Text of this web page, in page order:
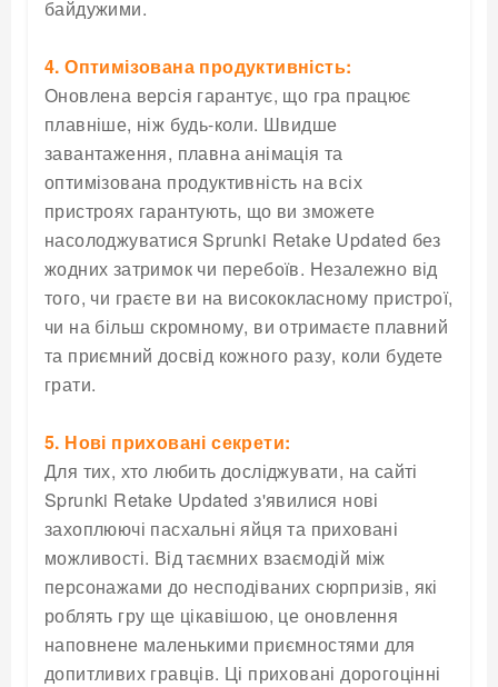
байдужими.
4. Оптимізована продуктивність:
Оновлена версія гарантує, що гра працює
плавніше, ніж будь-коли. Швидше
завантаження, плавна анімація та
оптимізована продуктивність на всіх
пристроях гарантують, що ви зможете
насолоджуватися Sprunki Retake Updated без
жодних затримок чи перебоїв. Незалежно від
того, чи граєте ви на висококласному пристрої,
чи на більш скромному, ви отримаєте плавний
та приємний досвід кожного разу, коли будете
грати.
5. Нові приховані секрети:
Для тих, хто любить досліджувати, на сайті
Sprunki Retake Updated з'явилися нові
захоплюючі пасхальні яйця та приховані
можливості. Від таємних взаємодій між
персонажами до несподіваних сюрпризів, які
роблять гру ще цікавішою, це оновлення
наповнене маленькими приємностями для
допитливих гравців. Ці приховані дорогоцінні